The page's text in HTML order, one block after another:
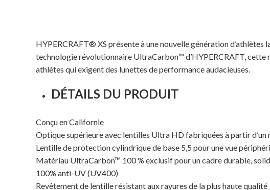
HYPERCRAFT® XS présente à une nouvelle génération
technologie révolutionnaire UltraCarbon™ d’HYPERCRAFT, cette
athlètes qui exigent des lunettes de performance audacieuses.
DÉTAILS DU PRODUIT
Conçu en Californie
Optique supérieure avec lentilles Ultra HD fabriquées à partir
Lentille de protection cylindrique de base 5,5 pour une vue
Matériau UltraCarbon™ 100 % exclusif pour un cadre durable,
100% anti-UV (UV400)
Revêtement de lentille résistant aux rayures de la plus haute qualité